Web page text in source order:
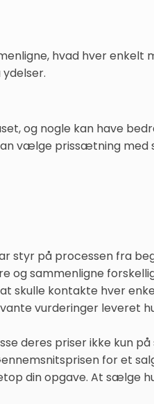
hvad hver
og nogle kan have
vælge prissætning med
styr på processen fra
sammenligne
skulle kontakte hver
vurderinger leveret
deres priser ikke kun
for et
din opgave. At sælge